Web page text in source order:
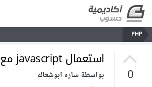
PHP
0
استعمال javascript مع php
بواسطة ساره ابوشعاله